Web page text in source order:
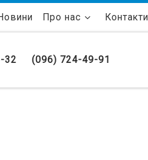
Про нас Контакти
32 (096) 724-49-91